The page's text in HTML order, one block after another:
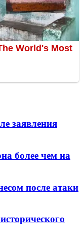
заявления
более чем на
после атаки